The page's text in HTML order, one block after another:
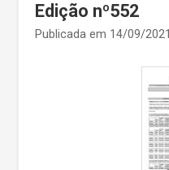
Edição nº552
Publicada em 14/09/2021